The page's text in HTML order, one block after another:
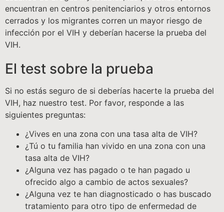
encuentran en centros penitenciarios y otros entornos
cerrados y los migrantes corren un mayor riesgo de
infección por el VIH y deberían hacerse la prueba del
VIH.
El test sobre la prueba
Si no estás seguro de si deberías hacerte la prueba del
VIH, haz nuestro test. Por favor, responde a las
siguientes preguntas:
¿Vives en una zona con una tasa alta de VIH?
¿Tú o tu familia han vivido en una zona con una
tasa alta de VIH?
¿Alguna vez has pagado o te han pagado u
ofrecido algo a cambio de actos sexuales?
¿Alguna vez te han diagnosticado o has buscado
tratamiento para otro tipo de enfermedad de